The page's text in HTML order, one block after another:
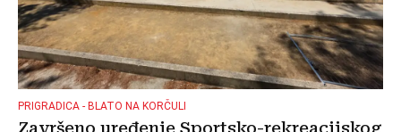
PRIGRADICA - BLATO NA KORČULI
Završeno uređenje Sportsko-rekreacijskog